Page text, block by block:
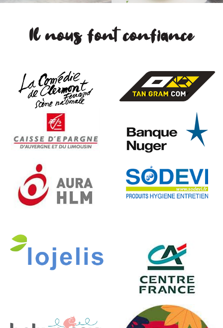
Il nous font confiance